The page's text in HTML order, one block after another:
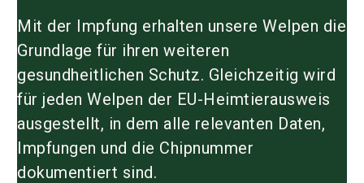
Mit der Impfung erhalten unsere Welpen die
Grundlage für ihren weiteren
gesundheitlichen Schutz. Gleichzeitig wird
für jeden Welpen der EU-Heimtierausweis
ausgestellt, in dem alle relevanten Daten,
Impfungen und die Chipnummer
dokumentiert sind.